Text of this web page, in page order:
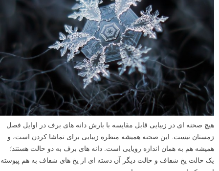
هیچ صحنه ای در زیبایی قابل مقایسه با بارش دانه های برف در اوایل فصل
زمستان نیست. این صحنه همیشه منظره زیبایی برای تماشا کردن است، و
همیشه هم به همان اندازه رویایی است. دانه های برف به دو حالت هستند؛
یک حالت یخ شفاف و حالت دیگر آن دسته ای از یخ های شفاف به هم پیوسته